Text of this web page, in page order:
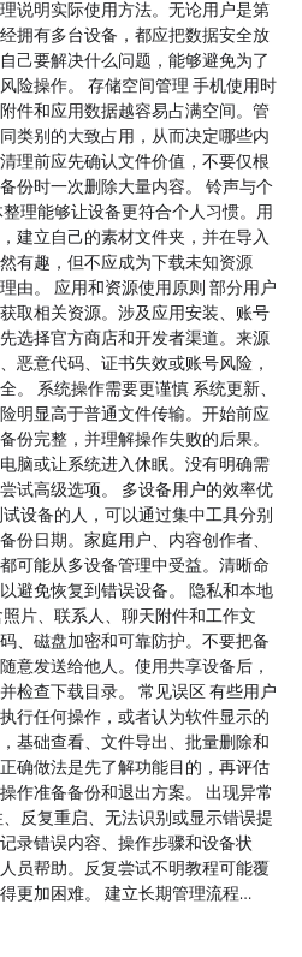
说明实际使用方法。无论用户是第
拥有多台设备，都应把数据安全放
己要解决什么问题，能够避免为了
险操作。 存储空间管理 手机使用时
件和应用数据越容易占满空间。管
类别的大致占用，从而决定哪些内
理前应先确认文件价值，不要仅根
份时一次删除大量内容。 铃声与个
理能够让设备更符合个人习惯。用
建立自己的素材文件夹，并在导入
有趣，但不应成为下载未知资源
由。 应用和资源使用原则 部分用户
取相关资源。涉及应用安装、账号
选择官方商店和开发者渠道。来源
恶意代码、证书失效或账号风险，
。 系统操作需要更谨慎 系统更新、
明显高于普通文件传输。开始前应
份完整，并理解操作失败的后果。
脑或让系统进入休眠。没有明确需
试高级选项。 多设备用户的效率优
设备的人，可以通过集中工具分别
份日期。家庭用户、内容创作者、
可能从多设备管理中受益。清晰命
避免恢复到错误设备。 隐私和本地
片、联系人、聊天附件和工作文
、磁盘加密和可靠防护。不要把备
意发送给他人。使用共享设备后，
检查下载目录。 常见误区 有些用户
行任何操作，或者认为软件显示的
基础查看、文件导出、批量删除和
确做法是先了解功能目的，再评估
作准备备份和退出方案。 出现异常
反复重启、无法识别或显示错误提
录错误内容、操作步骤和设备状
员帮助。反复尝试不明教程可能覆
更加困难。 建立长期管理流程…